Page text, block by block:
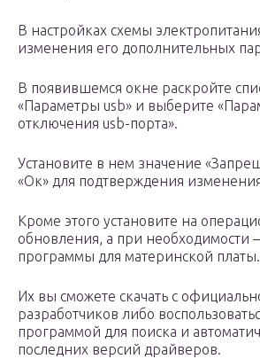
В настройках схемы
изменения его дополнительных
В появившемся окне раскройте
«Параметры usb» и выберите
отключения usb-порта».
Установите в нем значение
«Ок» для подтверждения
Кроме этого установите на
обновления, а при необходимости
программы для материнской платы.
Их вы сможете скачать с
разработчиков либо
программой для поиска и
последних версий драйверов.